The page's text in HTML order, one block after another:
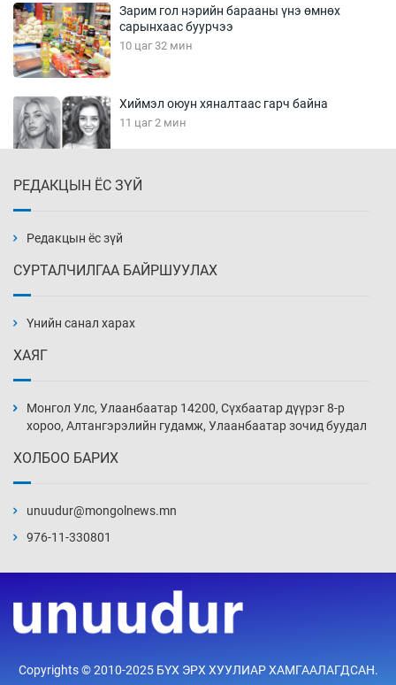
Зарим гол нэрийн барааны үнэ өмнөх
сарынхаас буурчээ
10 цаг 32 мин
Хиймэл оюун хяналтаас гарч байна
11 цаг 2 мин
11 цаг 32 мин
нэмэгджээ
12 цаг 2 мин
12 цаг 32 мин
13 цаг 2 мин
үйлчилж буй гэв
РЕДАКЦЫН ЁС ЗҮЙ
Редакцын ёс зүй
СУРТАЛЧИЛГАА БАЙРШУУЛАХ
Үнийн санал харах
ХАЯГ
Монгол Улс, Улаанбаатар 14200, Сүхбаатар дүүрэг 8-р
хороо, Алтангэрэлийн гудамж, Улаанбаатар зочид буудал
ХОЛБОО БАРИХ
unuudur@mongolnews.mn
976-11-330801
Copyrights © 2010-2025 БҮХ ЭРХ ХУУЛИАР ХАМГААЛАГДСАН.